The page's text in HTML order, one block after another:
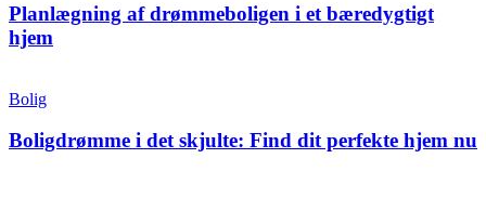
Planlægning af drømmeboligen i et bæredygtigt
hjem
Bolig
Boligdrømme i det skjulte: Find dit perfekte hjem nu